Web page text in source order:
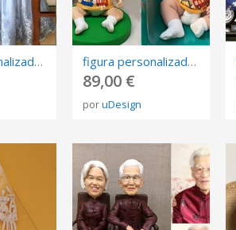
figura personalizada de fotos, 3D retrato Biscuit, muñeca de arte mini me personalizada figura personalizada de fotos, 3D retrato Biscuit, muñeca de arte mini me personalizada
89,00 €
poruDesign